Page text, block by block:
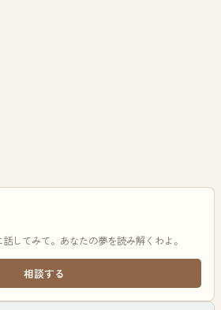
してみて。あなたの夢を読み解くわよ。
相談する